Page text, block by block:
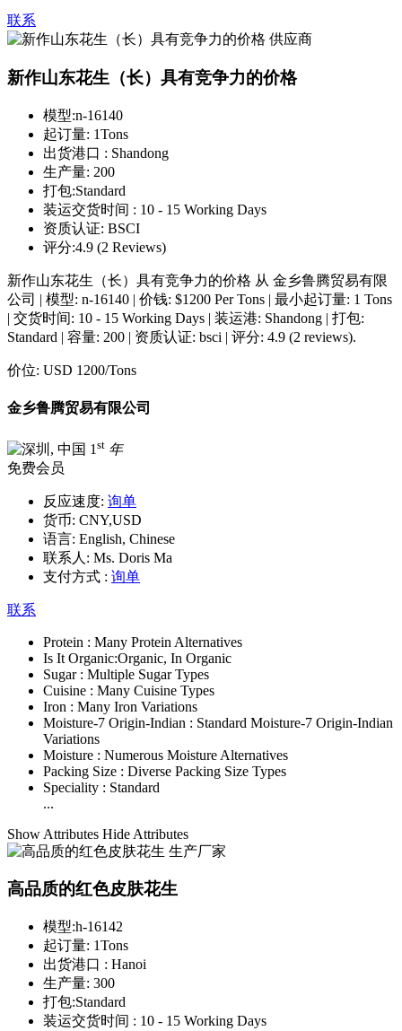
联系
新作山东花生（长）具有竞争力的价格
模型:n-16140
起订量: 1Tons
出货港口 : Shandong
生产量: 200
打包:Standard
装运交货时间 : 10 - 15 Working Days
资质认证: BSCI
评分:4.9 (2 Reviews)
新作山东花生（长）具有竞争力的价格 从 金乡鲁腾贸易有限
公司 | 模型: n-16140 | 价钱: $1200 Per Tons | 最小起订量: 1 Tons
| 交货时间: 10 - 15 Working Days | 装运港: Shandong | 打包:
Standard | 容量: 200 | 资质认证: bsci | 评分: 4.9 (2 reviews).
价位: USD 1200/Tons
金乡鲁腾贸易有限公司
1 st 年
免费会员
反应速度: 询单
货币: CNY,USD
语言: English, Chinese
联系人: Ms. Doris Ma
支付方式 : 询单
联系
Protein : Many Protein Alternatives
Is It Organic:Organic, In Organic
Sugar : Multiple Sugar Types
Cuisine : Many Cuisine Types
Iron : Many Iron Variations
Moisture-7 Origin-Indian : Standard Moisture-7 Origin-Indian
Variations
Moisture : Numerous Moisture Alternatives
Packing Size : Diverse Packing Size Types
Speciality : Standard
...
Show Attributes Hide Attributes
高品质的红色皮肤花生
模型:h-16142
起订量: 1Tons
出货港口 : Hanoi
生产量: 300
打包:Standard
装运交货时间 : 10 - 15 Working Days